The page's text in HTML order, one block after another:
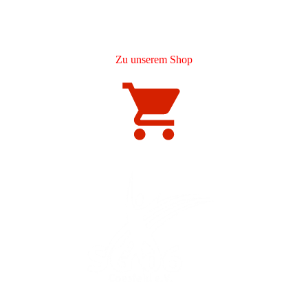
Zu unserem Shop